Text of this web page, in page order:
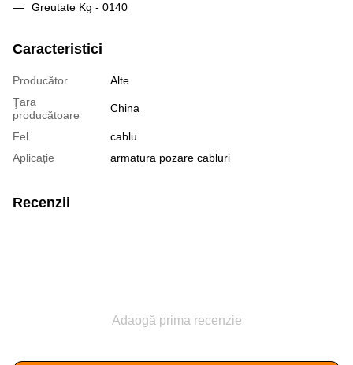
Greutate Kg - 0140
Caracteristici
Producător
Alte
Ţara
producătoare
China
Fel
cablu
Aplicație
armatura pozare cabluri
Recenzii
Adaogă prima recenzie